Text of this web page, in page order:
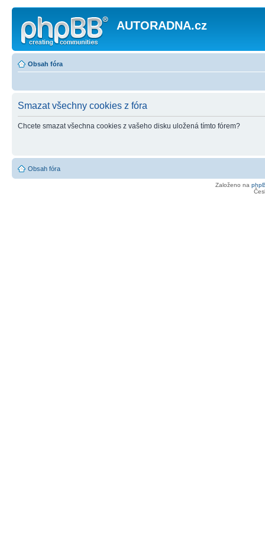
AUTORADNA.cz
Obsah fóra
Smazat všechny cookies z fóra
Chcete smazat všechna cookies z vašeho disku uložená tímto fórem?
Obsah fóra
Založeno na